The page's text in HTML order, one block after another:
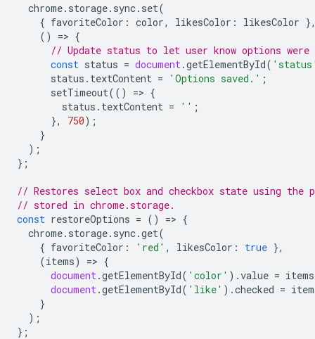
chrome. storage. sync. set(
{ favoriteColor : color, likesColor : likesColor
()
=> {
// Update status to let user know options were
const status = document.getElementById(
status . textContent = 'Options saved.' ;
setTimeout(() => {
status . textContent = '' ;
},
750);
}
);
};
// Restores select box and checkbox state using the
// stored in chrome.storage.
const restoreOptions = () => {
chrome. storage. sync.get(
{ favoriteColor : 'red' , likesColor : true },
(items) => {
document.getElementById( 'color' ).value = items
document.getElementById( 'like' ).checked =
}
);
};